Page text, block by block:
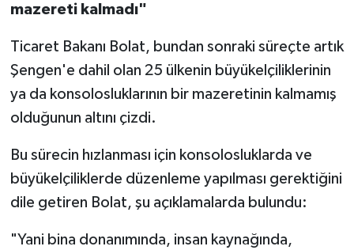
mazereti kalmadı"
Ticaret Bakanı Bolat, bundan sonraki süreçte artık
Şengen'e dahil olan 25 ülkenin büyükelçiliklerinin
ya da konsolosluklarının bir mazeretinin kalmamış
olduğunun altını çizdi.
Bu sürecin hızlanması için konsolosluklarda ve
büyükelçiliklerde düzenleme yapılması gerektiğini
dile getiren Bolat, şu açıklamalarda bulundu:
"Yani bina donanımında, insan kaynağında,